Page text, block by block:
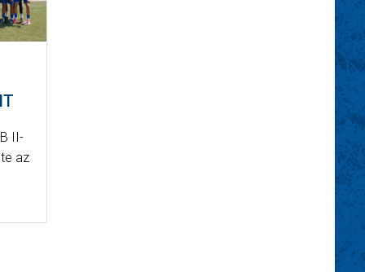
II-
az